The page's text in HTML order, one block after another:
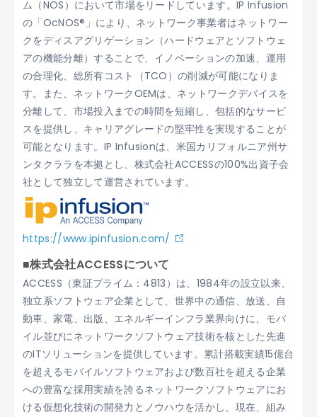
ム（NOS）において市場をリードしています。IP Infusion
の「OcNOS®」により、ネットワーク事業者はネットワー
クをディスアグリゲーション（ハードウェアとソフトウェ
アの機能分離）することで、イノベーションの加速、運用
の合理化、総所有コスト（TCO）の削減が可能になりま
す。また、ネットワークOEMは、ネットワークデバイスを
分離して、市場投入までの時間を短縮し、包括的なサービ
スを提供し、キャリアグレードの堅牢性を実現することが
可能となります。IP Infusionは、米国カリフォルニア州サ
ンタクララを本拠とし、株式会社ACCESSの100%出資子会
社として独立して運営されています。
https://www.ipinfusion.com/
■株式会社ACCESSについて
ACCESS（東証プライム：4813）は、1984年の設立以来、
独立系ソフトウェア企業として、世界中の通信、放送、自
動車、家電、出版、エネルギーインフラ業界向けに、モバ
イル並びにネットワークソフトウェア技術を核とした先進
のITソリューションを提供しています。累計搭載実績15億台
を超えるモバイルソフトウェアおよび数百社を超える企業
への豊富な採用実績を誇るネットワークソフトウェアにお
ける仮想化技術の開発力とノウハウを活かし、現在、組み